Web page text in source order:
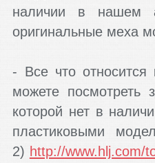
наличии в нашем
оригинальные меха
- Все что
можете посмотреть
которой нет в
пластиковыми
2) http://www.hlj.com/